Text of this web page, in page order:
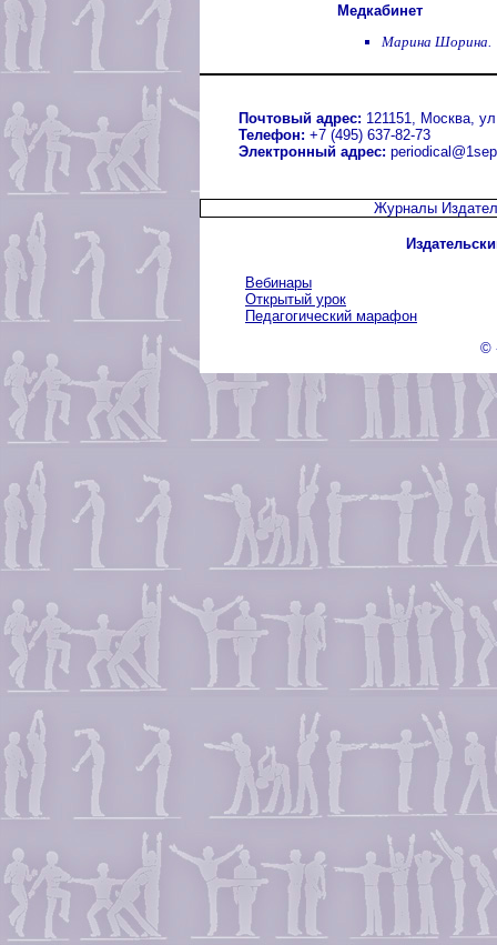
Медкабинет
Марина Шорина.
Почтовый адрес: 121151, Москва,
Телефон: +7 (495) 637-82-73
Электронный адрес:
Журналы
Вебинары
Открытый урок
Педагогический марафон
©